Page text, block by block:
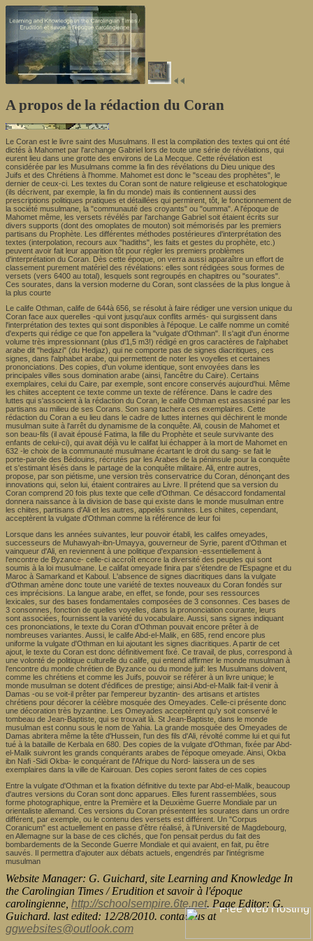
A propos de la rédaction du Coran
Le Coran est le livre saint des Musulmans. Il est la compilation des textes qui ont été
dictés à Mahomet par l'archange Gabriel lors de toute une série de révélations, qui
eurent lieu dans une grotte des environs de La Mecque. Cette révélation est
considérée par les Musulmans comme la fin des révélations du Dieu unique des
Juifs et des Chrétiens à l'homme. Mahomet est donc le "sceau des prophètes", le
dernier de ceux-ci. Les textes du Coran sont de nature religieuse et eschatologique
(ils décrivent, par exemple, la fin du monde) mais ils contiennent aussi des
prescriptions politiques pratiques et détaillées qui permirent, tôt, le fonctionnement de
la société musulmane, la "communauté des croyants" ou "oumma". A l'époque de
Mahomet même, les versets révélés par l'archange Gabriel soit étaient écrits sur
divers supports (dont des omoplates de mouton) soit mémorisés par les premiers
partisans du Prophète. Les différentes méthodes postérieures d'interprétation des
textes (interpolation, recours aux "hadiths", les faits et gestes du prophète, etc.)
peuvent avoir fait leur apparition tôt pour régler les premiers problèmes
d'interprétation du Coran. Dès cette époque, on verra aussi apparaître un effort de
classement purement matériel des révélations: elles sont rédigées sous formes de
versets (vers 6400 au total), lesquels sont regroupés en chapitres ou "sourates".
Ces sourates, dans la version moderne du Coran, sont classées de la plus longue à
la plus courte
Le calife Othman, calife de 644à 656, se résolut à faire rédiger une version unique du
Coran face aux querelles -qui vont jusqu'aux conflits armés- qui surgissent dans
l'interprétation des textes qui sont disponibles à l'époque. Le calife nomme un comité
d'experts qui rédige ce que l'on appellera la "vulgate d'Othman". Il s'agit d'un énorme
volume très impressionnant (plus d'1,5 m3!) rédigé en gros caractères de l'alphabet
arabe dit "hedjazi" (du Hedjaz), qui ne comporte pas de signes diacritiques, ces
signes, dans l'alphabet arabe, qui permettent de noter les voyelles et certaines
prononciations. Des copies, d'un volume identique, sont envoyées dans les
principales villes sous domination arabe (ainsi, l'ancêtre du Caire). Certains
exemplaires, celui du Caire, par exemple, sont encore conservés aujourd'hui. Même
les chiites acceptent ce texte comme un texte de référence. Dans le cadre des
luttes qui s'associent à la rédaction du Coran, le calife Othman est assassiné par les
partisans au milieu de ses Corans. Son sang tachera ces exemplaires. Cette
rédaction du Coran a eu lieu dans le cadre de luttes internes qui déchirent le monde
musulman suite à l'arrêt du dynamisme de la conquête. Ali, cousin de Mahomet et
son beau-fils (il avait épousé Fatima, la fille du Prophète et seule survivante des
enfants de celui-ci), qui avait déjà vu le califat lui échapper à la mort de Mahomet en
632 -le choix de la communauté musulmane écartant le droit du sang- se fait le
porte-parole des Bédouins, récrutés par les Arabes de la péninsule pour la conquête
et s'estimant lésés dans le partage de la conquête militaire. Ali, entre autres,
propose, par son piétisme, une version très conservatrice du Coran, dénonçant des
innovations qui, selon lui, étaient contraires au Livre. Il prétend que sa version du
Coran comprend 20 fois plus texte que celle d'Othman. Ce désaccord fondamental
donnera naissance à la division de base qui existe dans le monde musulman entre
les chiites, partisans d'Ali et les autres, appelés sunnites. Les chiites, cependant,
acceptèrent la vulgate d'Othman comme la référence de leur foi
Lorsque dans les années suivantes, leur pouvoir établi, les califes omeyades,
successeurs de Muhawyah-ibn-Umayya, gouverneur de Syrie, parent d'Othman et
vainqueur d'Ali, en reviennent à une politique d'expansion -essentiellement à
l'encontre de Byzance- celle-ci accroît encore la diversité des peuples qui sont
soumis à la loi musulmane. Le califat omeyade finira par s'étendre de l'Espagne et du
Maroc à Samarkand et Kaboul. L'absence de signes diacritiques dans la vulgate
d'Othman amène donc toute une variété de textes nouveaux du Coran fondés sur
ces imprécisions. La langue arabe, en effet, se fonde, pour ses ressources
lexicales, sur des bases fondamentales composées de 3 consonnes. Ces bases de
3 consonnes, fonction de quelles voyelles, dans la prononciation courante, leurs
sont associées, fournissent la variété du vocabulaire. Aussi, sans signes indiquant
ces prononciations, le texte du Coran d'Othman pouvait encore prêter à de
nombreuses variantes. Aussi, le calife Abd-el-Malik, en 685, rend encore plus
uniforme la vulgate d'Othman en lui ajoutant les signes diacritiques. A partir de cet
ajout, le texte du Coran est donc définitivement fixé. Ce travail, de plus, correspond à
une volonté de politique culturelle du calife, qui entend affirmer le monde musulman à
l'encontre du monde chrétien de Byzance ou du monde juif: les Musulmans doivent,
comme les chrétiens et comme les Juifs, pouvoir se référer à un livre unique; le
monde musulman se dotent d'édifices de prestige; ainsi Abd-el-Malik fait-il venir à
Damas -ou se voit-il prêter par l'empereur byzantin- des artisans et artistes
chrétiens pour décorer la célèbre mosquée des Omeyades. Celle-ci présente donc
une décoration très byzantine. Les Omeyades acceptèrent qu'y soit conservé le
tombeau de Jean-Baptiste, qui se trouvait là. St Jean-Baptiste, dans le monde
musulman est connu sous le nom de Yahia. La grande mosquée des Omeyades de
Damas abritera même la tête d'Hussein, l'un des fils d'Ali, révolté comme lui et qui fut
tué à la bataille de Kerbala en 680. Des copies de la vulgate d'Othman, fixée par Abd-
el-Malik suivront les grands conquérants arabes de l'époque omeyade. Ainsi, Okba
ibn Nafi -Sidi Okba- le conquérant de l'Afrique du Nord- laissera un de ses
exemplaires dans la ville de Kairouan. Des copies seront faites de ces copies
Entre la vulgate d'Othman et la fixation définitive du texte par Abd-el-Malik, beaucoup
d'autres versions du Coran sont donc apparues. Elles furent rassemblées, sous
forme photographique, entre la Première et la Deuxième Guerre Mondiale par un
orientaliste allemand. Ces versions du Coran présentent les sourates dans un ordre
différent, par exemple, ou le contenu des versets est différent. Un "Corpus
Coranicum" est actuellement en passe d'être réalisé, à l'Université de Magdebourg,
en Allemagne sur la base de ces clichés, que l'on pensait perdus du fait des
bombardements de la Seconde Guerre Mondiale et qui avaient, en fait, pu être
sauvés. Il permettra d'ajouter aux débats actuels, engendrés par l'intégrisme
musulman
Website Manager: G. Guichard, site Learning and Knowledge In
the Carolingian Times / Erudition et savoir à l'époque
carolingienne, http://schoolsempire.6te.net. Page Editor: G.
Guichard. last edited: 12/28/2010. contact us at
ggwebsites@outlook.com